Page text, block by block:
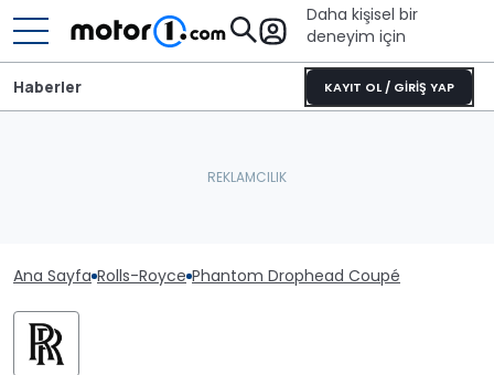
Daha kişisel bir
deneyim için
KAYIT OL / GİRİŞ YAP
Haberler
Ana Sayfa Rolls-Royce Phantom Drophead Coupé